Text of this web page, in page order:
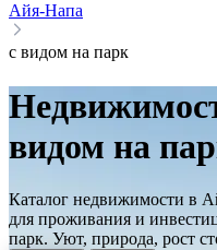
Айя-Напа
с видом на парк
видом на
Каталог недвижимости в
для проживания и
парк. Уют, природа, рост